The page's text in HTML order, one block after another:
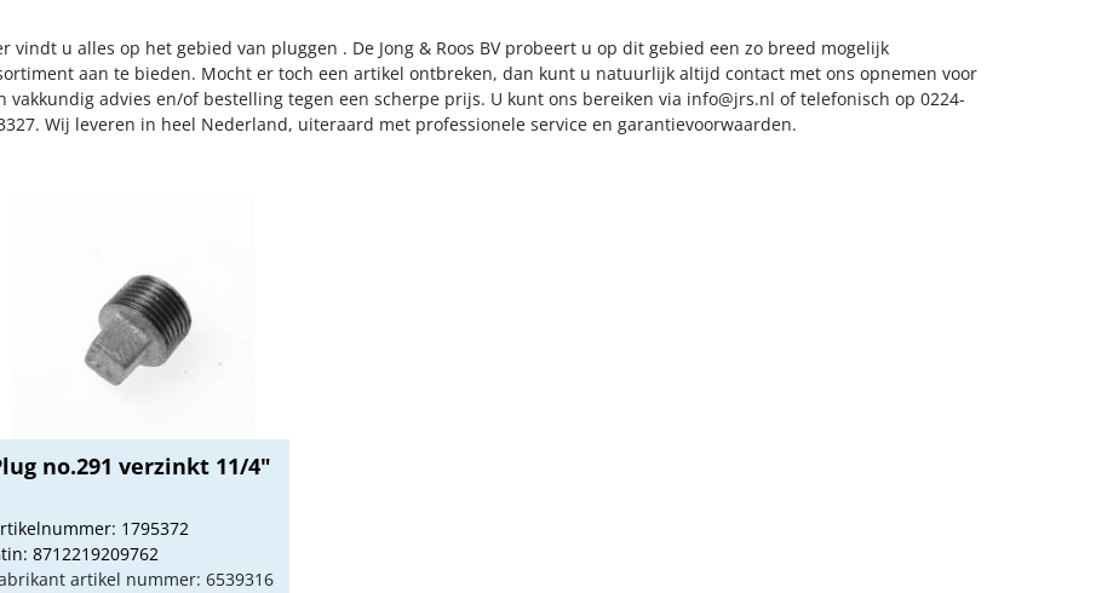
vindt u alles op het gebied van pluggen . De Jong & Roos BV probeert u op dit gebied een zo breed mogelijk
aan te bieden. Mocht er toch een artikel ontbreken, dan kunt u natuurlijk altijd contact met ons opnemen voor
vakkundig advies en/of bestelling tegen een scherpe prijs. U kunt ons bereiken via info@jrs.nl of telefonisch op 0224-
Wij leveren in heel Nederland, uiteraard met professionele service en garantievoorwaarden.
no.291 verzinkt 11/4"
1795372
8712219209762
artikel nummer: 6539316